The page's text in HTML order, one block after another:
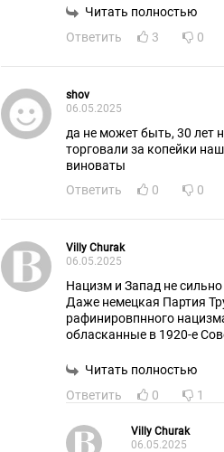
говорить правду.
Читать полностью
Ответить
3 0
shov
06.05.2025
да не может быть, 30 лет
торговали за копейки
виноваты
Ответить
0 0
Villy Churak
06.05.2025
Нацизм и Запад не
Даже немецкая Партия
рафинировпнного
обласканные в 1920-е
украинская идеология. А
Читать полностью
Ответить
0 1
Villy Churak
06.05.2025